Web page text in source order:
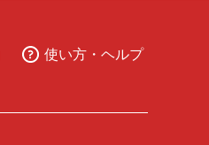
使い方・ヘルプ